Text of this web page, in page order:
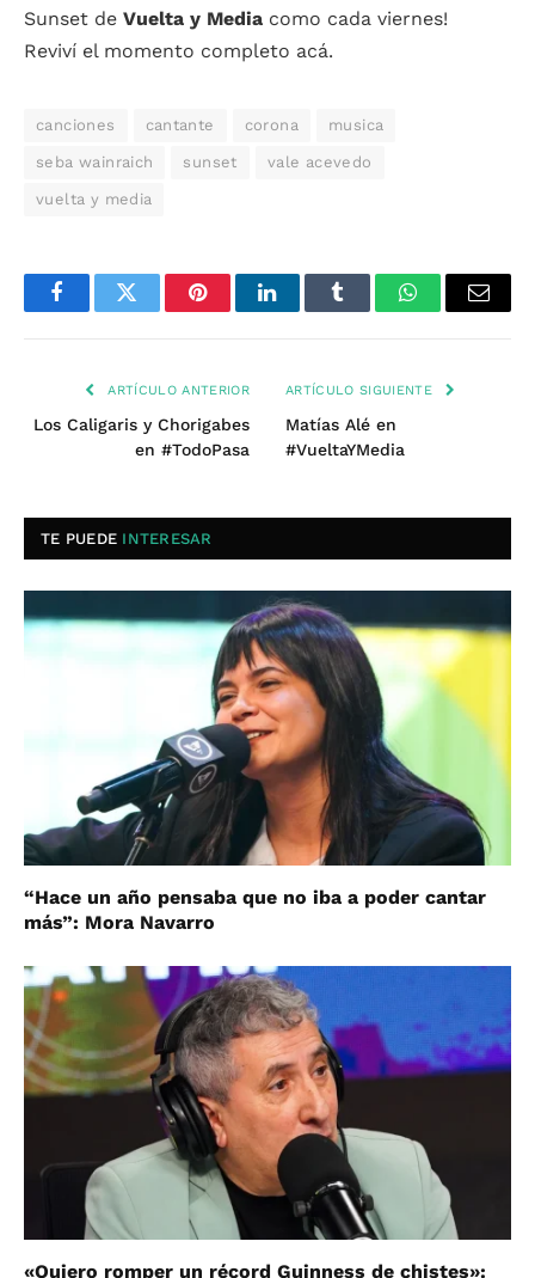
Sunset de Vuelta y Media como cada viernes!
Reviví el momento completo acá.
canciones cantante corona musica
seba wainraich sunset vale acevedo
vuelta y media
FacebookTwitter PinterestLinkedInTumblr WhatsAppEmail
ARTÍCULO ANTERIOR
Los Caligaris y Chorigabes
en #TodoPasa
ARTÍCULO SIGUIENTE
Matías Alé en
#VueltaYMedia
TE PUEDE INTERESAR
“Hace un año pensaba que no iba a poder cantar
más”: Mora Navarro
«Quiero romper un récord Guinness de chistes»: